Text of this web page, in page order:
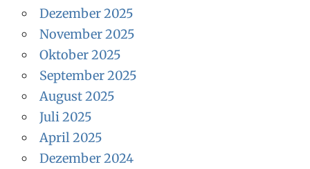
Dezember 2025
November 2025
Oktober 2025
September 2025
August 2025
Juli 2025
April 2025
Dezember 2024